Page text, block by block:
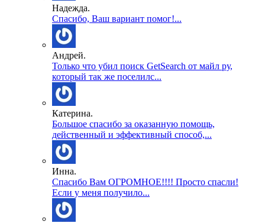
Надежда.
Спасибо, Ваш вариант помог!...
Андрей.
Только что убил поиск GetSearch от майл ру,
который так же поселилс...
Катерина.
Большое спасибо за оказанную помощь,
действенный и эффективный способ,...
Инна.
Спасибо Вам ОГРОМНОЕ!!!! Просто спасли!
Если у меня получило...